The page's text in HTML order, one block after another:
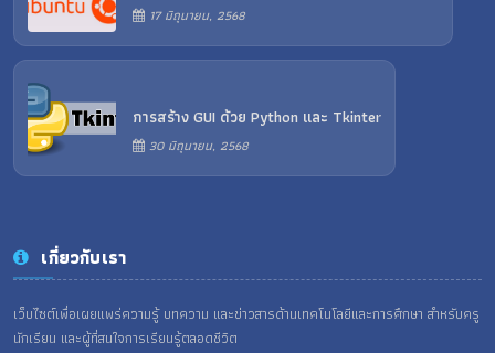
17 มิถุนายน, 2568
การสร้าง GUI ด้วย Python และ Tkinter
30 มิถุนายน, 2568
เกี่ยวกับเรา
เว็บไซต์เพื่อเผยแพร่ความรู้ บทความ และข่าวสารด้านเทคโนโลยีและการศึกษา สำหรับครู
นักเรียน และผู้ที่สนใจการเรียนรู้ตลอดชีวิต